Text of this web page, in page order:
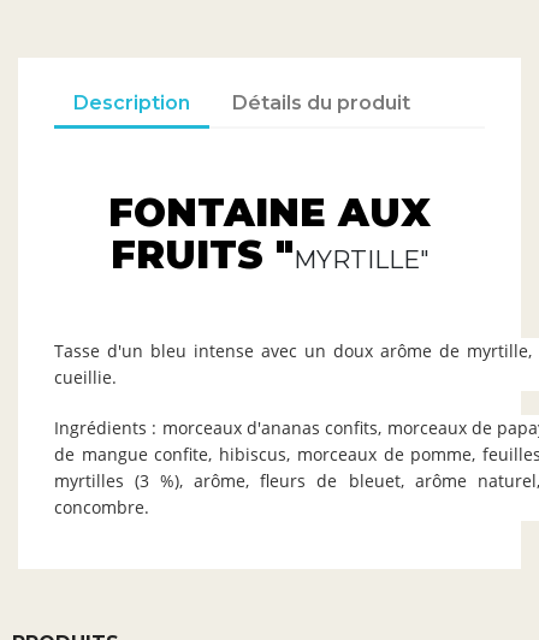
Description Détails du produit
FONTAINE AUX
FRUITS "MYRTILLE"
Tasse d'un bleu intense avec un doux arôme de myrtille,
cueillie.
Ingrédients : morceaux d'ananas confits, morceaux de
de mangue confite, hibiscus, morceaux de pomme,
myrtilles (3 %), arôme, fleurs de bleuet, arôme
concombre.